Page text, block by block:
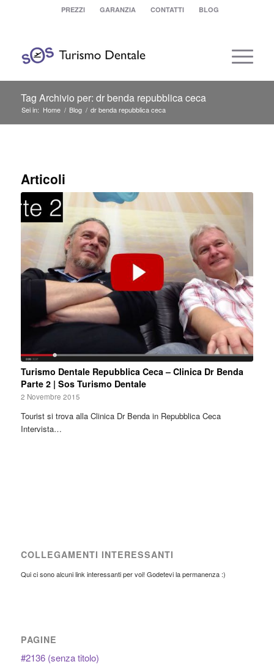
PREZZI GARANZIA CONTATTI BLOG
Tag Archivio per: dr benda repubblica ceca
Sei in: Home / Blog / dr benda repubblica ceca
Articoli
Turismo Dentale Repubblica Ceca – Clinica Dr Benda
Parte 2 | Sos Turismo Dentale
2 Novembre 2015
Tourist si trova alla Clinica Dr Benda in Repubblica Ceca
Intervista…
COLLEGAMENTI INTERESSANTI
Qui ci sono alcuni link interessanti per voi! Godetevi la permanenza :)
PAGINE
#2136 (senza titolo)